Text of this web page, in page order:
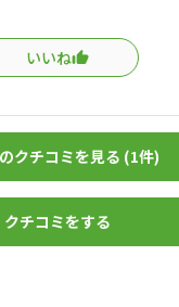
こだわりがある方で
はあると考えます。
フィッティングして
オススメします。
いいね
クチコミを見る (1件)
クチコミをする